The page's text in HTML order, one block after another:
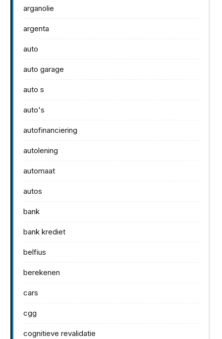
arganolie
argenta
auto
auto garage
auto s
auto's
autofinanciering
autolening
automaat
autos
bank
bank krediet
belfius
berekenen
cars
cgg
cognitieve revalidatie